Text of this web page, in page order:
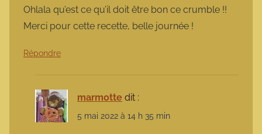
Ohlala qu’est ce qu’il doit être bon ce crumble !!
Merci pour cette recette, belle journée !
Répondre
marmotte dit :
5 mai 2022 à 14 h 35 min